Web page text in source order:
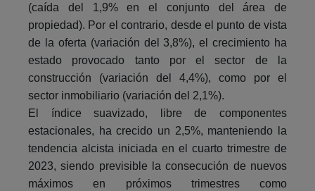
(caída del 1,9% en el conjunto del área de
propiedad). Por el contrario, desde el punto de vista
de la oferta (variación del 3,8%), el crecimiento ha
estado provocado tanto por el sector de la
construcción (variación del 4,4%), como por el
sector inmobiliario (variación del 2,1%).
El índice suavizado, libre de componentes
estacionales, ha crecido un 2,5%, manteniendo la
tendencia alcista iniciada en el cuarto trimestre de
2023, siendo previsible la consecución de nuevos
máximos en próximos trimestres como